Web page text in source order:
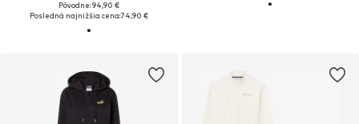
Pôvodne: 94,90 €
Posledná najnižšia cena:74,90 €